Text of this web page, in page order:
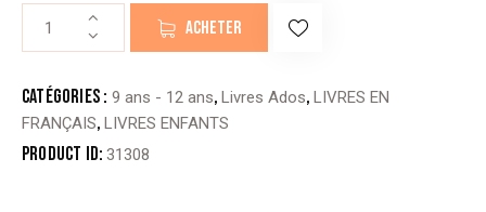
DES
RACONTÉES
PAR
ACHETER
Catégories : 9 ans - 12 ans,Livres Ados,LIVRES EN
FRANÇAIS,LIVRES ENFANTS
Product ID:31308